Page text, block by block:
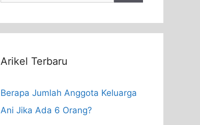
for:
Arikel Terbaru
Berapa Jumlah Anggota Keluarga
Ani Jika Ada 6 Orang?